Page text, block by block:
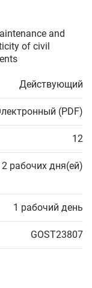
and
of civil
Действующий
(PDF)
12
2 рабочих дня(ей)
1 рабочий день
GOST23807